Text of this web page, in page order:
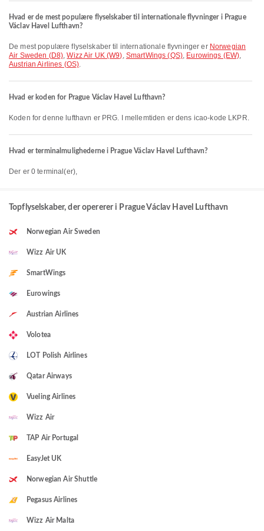
Hvad er de mest populære flyselskaber til internationale flyvninger i Prague
Václav Havel Lufthavn?
De mest populære flyselskaber til internationale flyvninger er Norwegian
Air Sweden (D8),Wizz Air UK (W9), SmartWings (QS), Eurowings (EW),
Austrian Airlines (OS).
Hvad er koden for Prague Václav Havel Lufthavn?
Koden for denne lufthavn er PRG. I mellemtiden er dens icao-kode LKPR.
Hvad er terminalmulighederne i Prague Václav Havel Lufthavn?
Der er 0 terminal(er),
Topflyselskaber, der opererer i Prague Václav Havel Lufthavn
Norwegian Air Sweden
Wizz Air UK
SmartWings
Eurowings
Austrian Airlines
Volotea
LOT Polish Airlines
Qatar Airways
Vueling Airlines
Wizz Air
TAP Air Portugal
EasyJet UK
Norwegian Air Shuttle
Pegasus Airlines
Wizz Air Malta